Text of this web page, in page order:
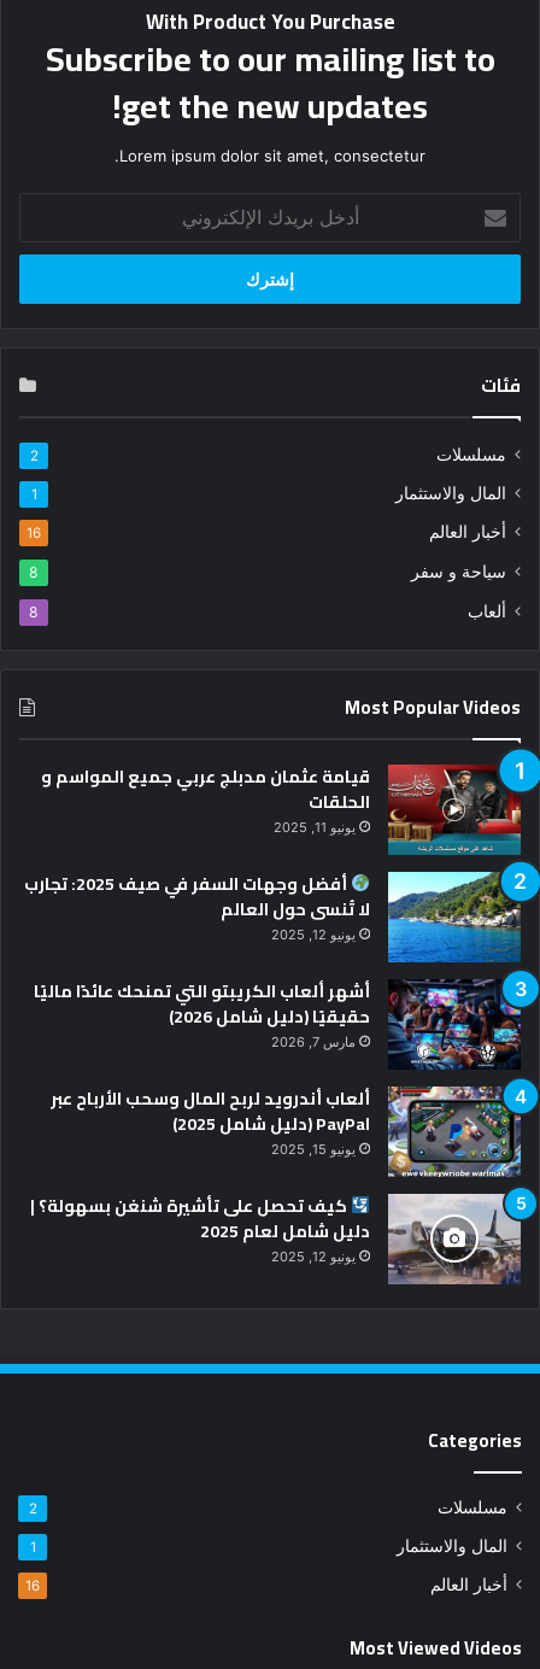
With Product You Purchase
Subscribe to our mailing list to
get the new updates!
Lorem ipsum dolor sit amet, consectetur.
بريدك
الإلكتروني
فئات
مسلسلات 2
المال والاستثمار 1
أخبار العالم 16
سياحة و سفر 8
ألعاب 8
Most Popular Videos
قيامة عثمان مدبلج عربي جميع المواسم و
الحلقات
يونيو 11, 2025
أفضل وجهات السفر في صيف 2025: تجارب
لا تُنسى حول العالم
يونيو 12, 2025
أشهر ألعاب الكريبتو التي تمنحك عائدًا ماليًا
حقيقيًا (دليل شامل 2026)
مارس 7, 2026
ألعاب أندرويد لربح المال وسحب الأرباح عبر
PayPal (دليل شامل 2025)
يونيو 15, 2025
كيف تحصل على تأشيرة شنغن بسهولة؟ |
دليل شامل لعام 2025
يونيو 12, 2025
Categories
مسلسلات 2
المال والاستثمار 1
أخبار العالم 16
Most Viewed Videos